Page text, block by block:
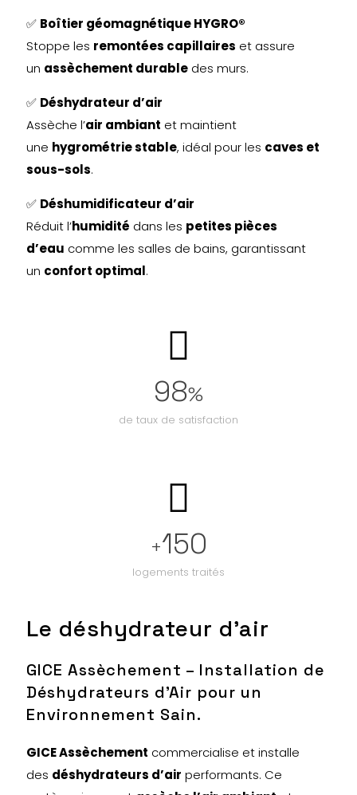
✅ Boîtier géomagnétique HYGRO®
Stoppe les remontées capillaires et assure
un assèchement durable des murs.
✅ Déshydrateur d’air
Assèche l’air ambiant et maintient
une hygrométrie stable, idéal pour les caves et
sous-sols.
✅ Déshumidificateur d’air
Réduit l’humidité dans les petites pièces
d’eau comme les salles de bains, garantissant
un confort optimal.
98%
de taux de satisfaction
+150
logements traités
Le déshydrateur d'air
GICE Assèchement – Installation de
Déshydrateurs d’Air pour un
Environnement Sain.
GICE Assèchement commercialise et installe
des déshydrateurs d’air performants. Ce